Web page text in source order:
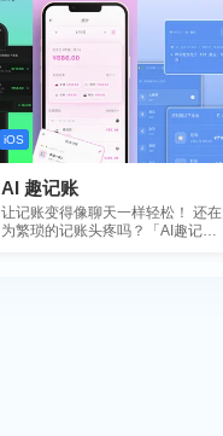
iOS
AI 趣记账
让记账变得像聊天一样轻松！ 还在
为繁琐的记账头疼吗？「AI趣记